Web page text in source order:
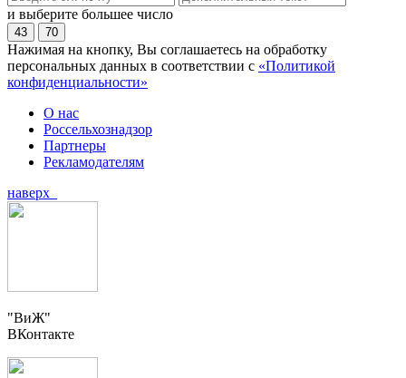
и выберите большее число
43 70
Нажимая на кнопку, Вы соглашаетесь на обработку
персональных данных в соответствии с «Политикой
конфиденциальности»
О нас
Россельхознадзор
Партнеры
Рекламодателям
наверх
"ВиЖ"
ВКонтакте